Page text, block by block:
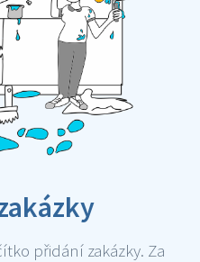
přidání zakázky. Za